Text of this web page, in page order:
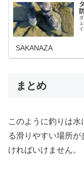
SAKANAZA
まとめ
このように釣りは
る滑りやすい場所
ければいけません。